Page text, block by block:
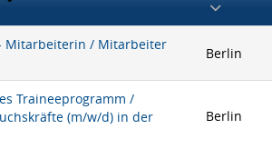
Mitarbeiterin / Mitarbeiter
Berlin
Traineeprogramm /
(m/w/d) in der
Berlin